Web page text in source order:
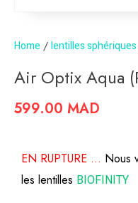
Home / lentilles sphériques
Air Optix Aqua
599.00 MAD
EN RUPTURE … Nous
les lentilles BIOFINITY